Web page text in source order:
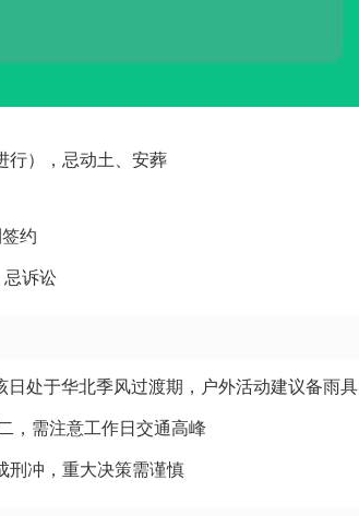
行），忌动土、安葬
约
忌诉讼
处于华北季风过渡期，户外活动建议备雨具
，需注意工作日交通高峰
刑冲，重大决策需谨慎